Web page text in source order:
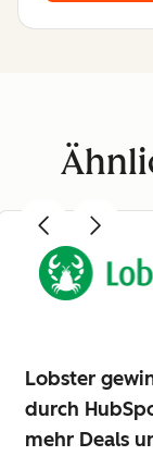
Lobster
durch
mehr Deals